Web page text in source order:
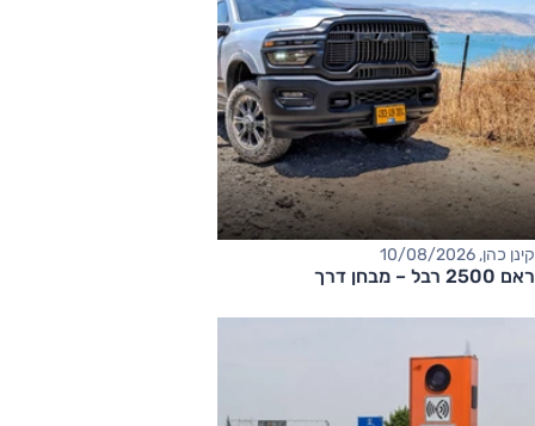
קינן כהן, 10/08/2026
ראם 2500 רבל – מבחן דרך